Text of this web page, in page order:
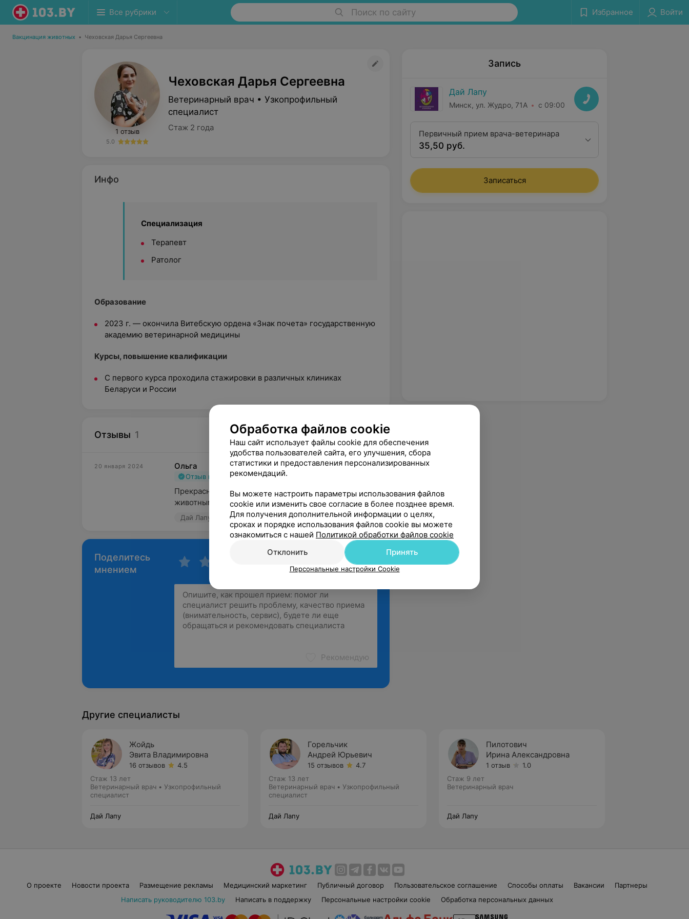
Все рубрики Поиск по сайту Избранное Войти
Вакцинация животных • Чеховская Дарья Сергеевна
1 отзыв
5.0
Чеховская Дарья Сергеевна
Ветеринарный врач • Узкопрофильный
специалист
Стаж 2 года
Инфо
Специализация
Терапевт
Ратолог
Образование
2023 г. — окончила Витебскую ордена «Знак почета» государственную
академию ветеринарной медицины
Курсы, повышение квалификации
С первого курса проходила стажировки в различных клиниках
Беларуси и России
Отзывы 1 5.0 Дай Лапу, ул. Жудро, 71А
20 января 2024 Ольга
Отзыв подтвержден Рекомендую
Прекрасный специалист! Видно, что с любовью к
животным и своему делу
Дай Лапу, ул. Жудро, 71А
Поделитесь
мнением
Рекомендую
Запись
Дай Лапу
Минск, ул. Жудро, 71А с 09:00
Первичный прием врача-ветеринара
35,50 руб.
Записаться
Другие специалисты
Жойдь
Эвита Владимировна
16 отзывов
4.5
Стаж 13 лет
Ветеринарный врач • Узкопрофильный
специалист
Дай Лапу
Горельчик
Андрей Юрьевич
15 отзывов
4.7
Стаж 13 лет
Ветеринарный врач • Узкопрофильный
специалист
Дай Лапу
Пилотович
Ирина Александровна
1 отзыв
1.0
Стаж 9 лет
Ветеринарный врач
Дай Лапу
О проекте Новости проекта Размещение рекламы Медицинский маркетинг Публичный договор Пользовательское соглашение Способы оплаты Вакансии
Партнеры
Написать руководителю 103.by
Написать в поддержку Персональные настройки cookie Обработка персональных данных
Обработка файлов cookie
Наш сайт использует файлы cookie для обеспечения
удобства пользователей сайта, его улучшения, сбора
статистики и предоставления персонализированных
рекомендаций.
Вы можете настроить параметры использования файлов
cookie или изменить свое согласие в более позднее время.
Для получения дополнительной информации о целях,
сроках и порядке использования файлов cookie вы можете
ознакомиться с нашей Политикой обработки файлов cookie
Отклонить
Принять
Персональные настройки Cookie